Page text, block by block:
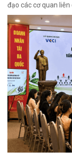
đạo các cơ quan